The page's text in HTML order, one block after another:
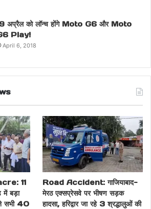
अप्रैल को लॉन्च होंगे Moto G6 और Moto
Play!
April 6, 2018
11
में बड़ा
ने सभी 40
Road Accident: गाजियाबाद-
मेरठ एक्सप्रेसवे पर भीषण सड़क
हादसा, हरिद्वार जा रहे 3 श्रद्धालुओं की